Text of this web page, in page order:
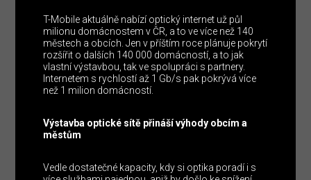
T-Mobile aktuálně nabízí optický internet už půl
milionu domácnostem v ČR, a to ve více než 140
městech a obcích. Jen v příštím roce plánuje pokrytí
rozšířit o dalších 140 000 domácností, a to jak
vlastní výstavbou, tak ve spolupráci s partnery.
Internetem s rychlostí až 1 Gb/s pak pokrývá více
než 1 milion domácností.
Výstavba optické sítě přináší výhody obcím a
městům
Vedle dostatečné kapacity, kdy si optika poradí i s